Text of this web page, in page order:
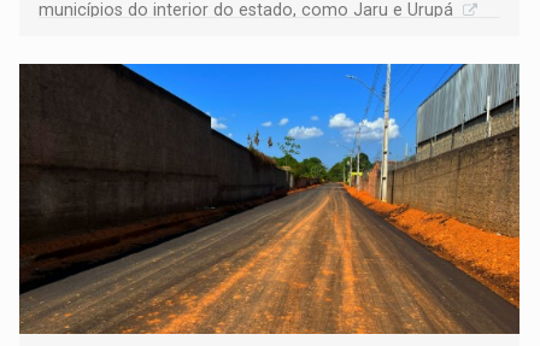
municípios do interior do estado, como Jaru e Urupá